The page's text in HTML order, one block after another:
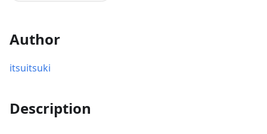
Author
itsuitsuki
Description